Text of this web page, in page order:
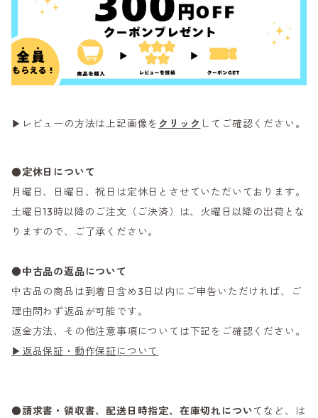
▶レビューの方法は上記画像を クリック してご確認ください。
●定休日について
月曜日、日曜日、祝日は定休日とさせていただいております。
土曜日13時以降のご注文（ご決済）は、火曜日以降の出荷とな
りますので、ご了承ください。
●中古品の返品について
中古品の商品は到着日含め3日以内にご申告いただければ、ご
理由問わず返品が可能です。
返金方法、その他注意事項については下記をご確認ください。
▶返品保証・動作保証について
●請求書・領収書、配送日時指定、在庫切れについてなど、は